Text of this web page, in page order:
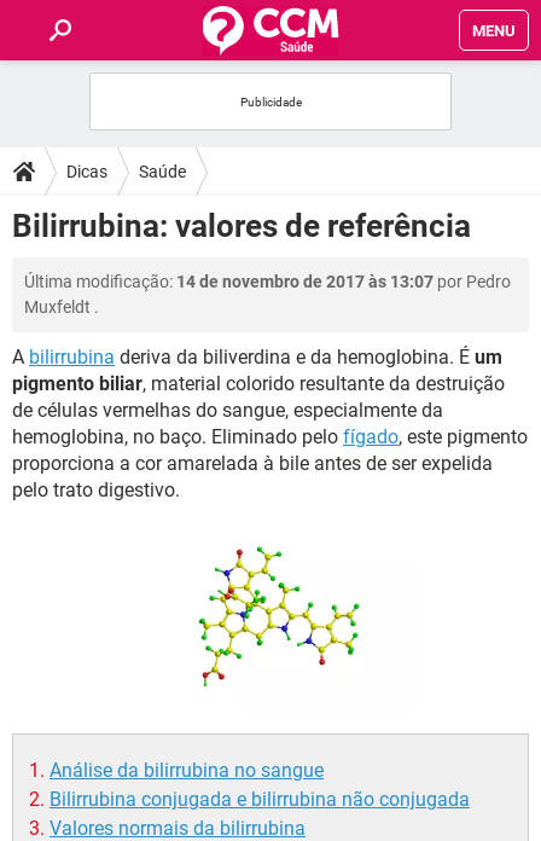
MENU
FÓRUM
SAÚDE
FAMÍLIA
BEM-ESTAR
SEXUALIDADE
Dicas Saúde
Bilirrubina: valores de referência
Última modificação: 14 de novembro de 2017 às 13:07 por Pedro
Muxfeldt .
A bilirrubina deriva da biliverdina e da hemoglobina. É um
pigmento biliar, material colorido resultante da destruição
de células vermelhas do sangue, especialmente da
hemoglobina, no baço. Eliminado pelo fígado, este pigmento
proporciona a cor amarelada à bile antes de ser expelida
pelo trato digestivo.
Análise da bilirrubina no sangue
Bilirrubina conjugada e bilirrubina não conjugada
Valores normais da bilirrubina